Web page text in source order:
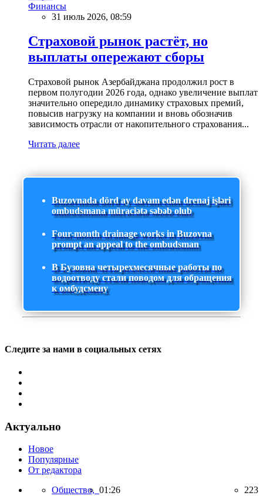
Финансы
31 июль 2026, 08:59
Страховой рынок растёт, но
выплаты опережают сборы
Страховой рынок Азербайджана продолжил рост в
первом полугодии 2026 года, однако увеличение выплат
значительно опередило динамику страховых премий,
повысив нагрузку на компании и вновь обозначив
зависимость отрасли от накопительного страхования...
Читать далее
Buzovnada dörd ay davam edən drenaj işləri
ombudsmana müraciətə səbəb olub
Four-month drainage works in Buzovna
prompt an appeal to the ombudsman
В Бузовна четырехмесячные работы по
водоотводу стали поводом для обращения
к омбудсмену
Следите за нами в социальных сетях
Актуально
Новое
Популярные
От редактора
Общество, 01:26 223